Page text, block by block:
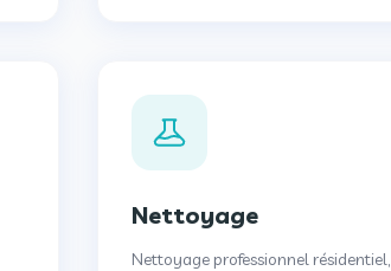
Nettoyage
Nettoyage professionnel résidentiel,